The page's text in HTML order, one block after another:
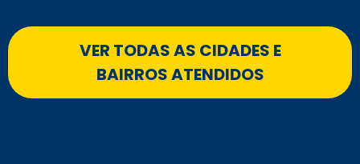
VER TODAS AS CIDADES E
BAIRROS ATENDIDOS